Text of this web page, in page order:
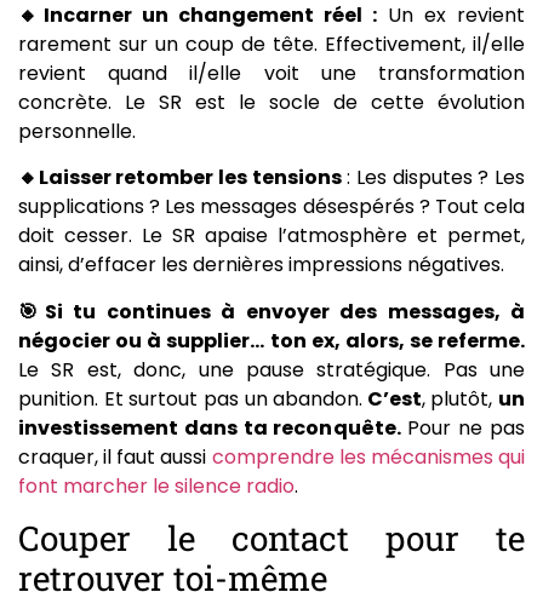
🔸Incarner un changement réel : Un ex revient
rarement sur un coup de tête. Effectivement, il/elle
revient quand il/elle voit une transformation
concrète. Le SR est le socle de cette évolution
personnelle.
🔸Laisser retomber les tensions: Les disputes ? Les
supplications ? Les messages désespérés ? Tout cela
doit cesser. Le SR apaise l’atmosphère et permet,
ainsi, d’effacer les dernières impressions négatives.
🎯Si tu continues à envoyer des messages, à
négocier ou à supplier… ton ex, alors, se referme.
Le SR est, donc, une pause stratégique. Pas une
punition. Et surtout pas un abandon. C’est, plutôt, un
investissement dans ta reconquête.Pour ne pas
craquer, il faut aussi comprendre les mécanismes qui
font marcher le silence radio.
Couper le contact pour te
retrouver toi-même